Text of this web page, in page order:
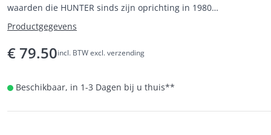
waarden die HUNTER sinds zijn oprichting in 1980
vertegenwoordigt: de hoogste kwaliteit vanaf de selectie van de
een consistente focus op veiligheid, functionaliteit en een
Productgegevens
€79.50incl. BTW excl. verzending
Beschikbaar, in 1-3 Dagen bij u thuis**